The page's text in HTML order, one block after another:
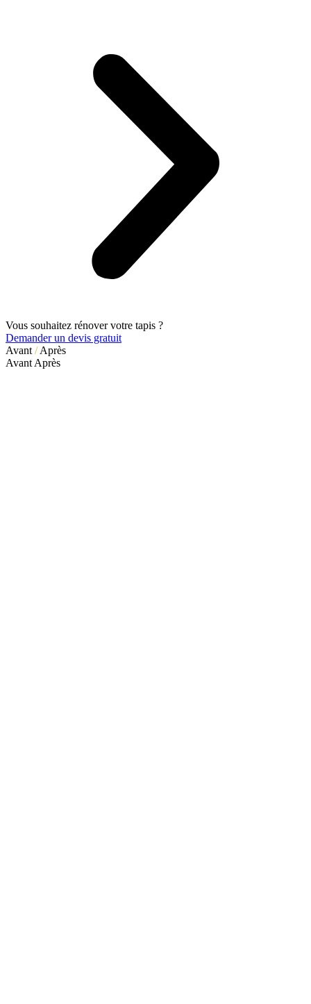
Vous souhaitez rénover votre tapis ?
Demander un devis gratuit
Avant /Après
Avant Après